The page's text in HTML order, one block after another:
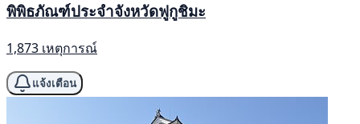
พิพิธภัณฑ์ประจำจังหวัดฟูกูชิมะ
1,873 เหตุการณ์
แจ้งเตือน